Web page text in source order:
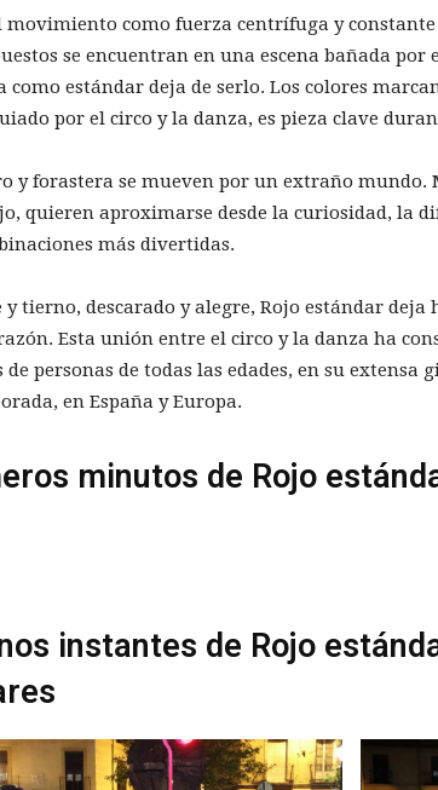
movimiento como fuerza centrífuga y
se encuentran en una escena bañada
como estándar deja de serlo. Los colores
por el circo y la danza, es pieza clave
y forastera se mueven por un extraño mundo.
quieren aproximarse desde la curiosidad, la
más divertidas.
y tierno, descarado y alegre, Rojo estándar
Esta unión entre el circo y la danza ha
de personas de todas las edades, en su
en España y Europa.
minutos de Rojo
instantes de Rojo